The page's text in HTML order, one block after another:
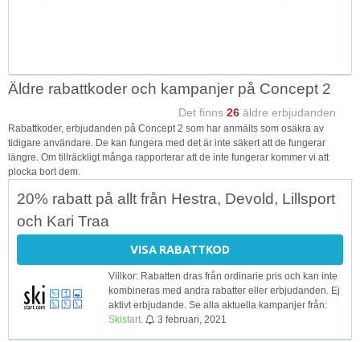
Äldre rabattkoder och kampanjer på Concept 2
Det finns 26 äldre erbjudanden
Rabattkoder, erbjudanden på Concept 2 som har anmälts som osäkra av
tidigare användare. De kan fungera med det är inte säkert att de fungerar
längre. Om tillräckligt många rapporterar att de inte fungerar kommer vi att
plocka bort dem.
20% rabatt på allt från Hestra, Devold, Lillsport
och Kari Traa
VISA RABATTKOD
Villkor: Rabatten dras från ordinarie pris och kan inte
kombineras med andra rabatter eller erbjudanden. Ej
aktivt erbjudande. Se alla aktuella kampanjer från:
Skistart
3 februari, 2021